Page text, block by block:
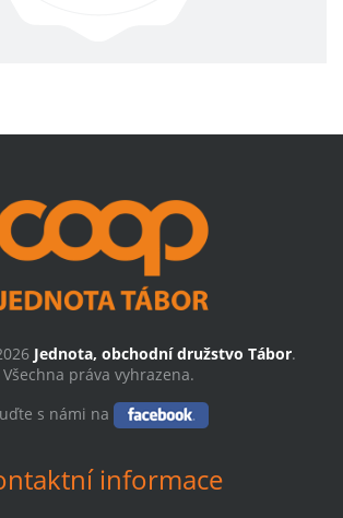
Jednota, obchodní družstvo Tábor.
Všechna práva vyhrazena.
s námi na
informace